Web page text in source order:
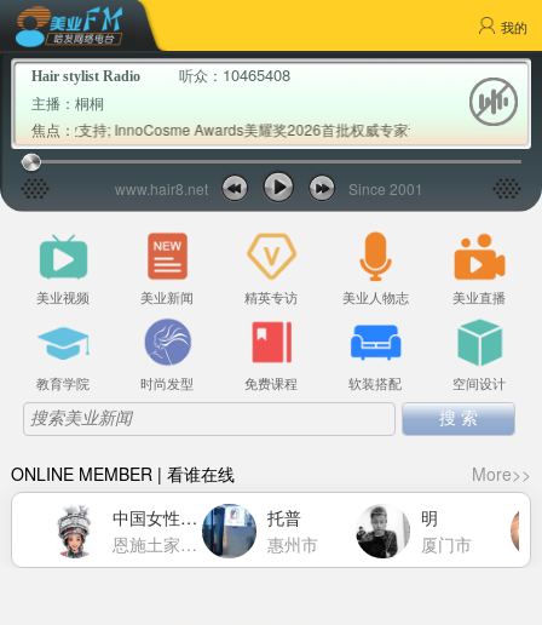
我的
Hair stylist Radio 听众： 10465408
主播：桐桐
焦点：
协会专业支持; InnoCosme Awards美耀奖2026首批权威专家评审公布; Milbon玫
www.hair8.net Since 2001
美业视频 美业新闻 精英专访 美业人物志 美业直播
教育学院 时尚发型 免费课程 软装搭配 空间设计
ONLINE MEMBER | 看谁在线 More>>
中国女性力量萧莉洁
恩施土家族苗族自治州
托普
惠州市
明
厦门市